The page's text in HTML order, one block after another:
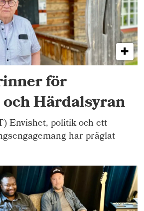
för
Härdalsyran
Envishet, politik och ett
har präglat